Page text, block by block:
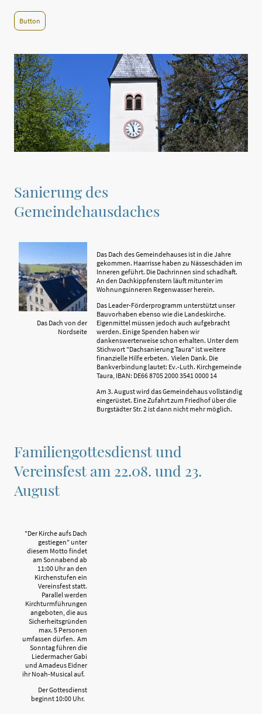
Button
Sanierung des
Gemeindehausdaches
Das Dach von der
Nordseite
Das Dach des Gemeindehauses ist in die Jahre
gekommen. Haarrisse haben zu Nässeschäden im
Inneren geführt. Die Dachrinnen sind schadhaft.
An den Dachkippfenstern läuft mitunter im
Wohnungsinneren Regenwasser herein.
Das Leader-Förderprogramm unterstützt unser
Bauvorhaben ebenso wie die Landeskirche.
Eigenmittel müssen jedoch auch aufgebracht
werden. Einige Spenden haben wir
dankenswerterweise schon erhalten. Unter dem
Stichwort "Dachsanierung Taura" ist weitere
finanzielle Hilfe erbeten. Vielen Dank. Die
Bankverbindung lautet: Ev.-Luth. Kirchgemeinde
Taura, IBAN: DE66 8705 2000 3541 0000 14
Am 3. August wird das Gemeindehaus vollständig
eingerüstet. Eine Zufahrt zum Friedhof über die
Burgstädter Str. 2 ist dann nicht mehr möglich.
Familiengottesdienst und
Vereinsfest am 22.08. und 23.
August
"Der Kirche aufs Dach
gestiegen" unter
diesem Motto findet
am Sonnabend ab
11:00 Uhr an den
Kirchenstufen ein
Vereinsfest statt.
Parallel werden
Kirchturmführungen
angeboten, die aus
Sicherheitsgründen
max. 5 Personen
umfassen dürfen. Am
Sonntag führen die
Liedermacher Gabi
und Amadeus Eidner
ihr Noah-Musical auf.
Der Gottesdienst
beginnt 10:00 Uhr.